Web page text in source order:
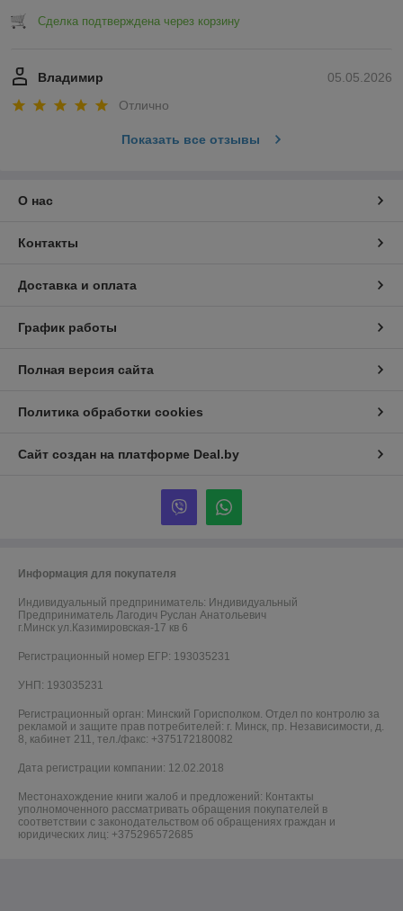
Сделка подтверждена через корзину
05.05.2026
Владимир
Отлично
Показать все отзывы
О нас
Контакты
Доставка и оплата
График работы
Полная версия сайта
Политика обработки cookies
Сайт создан на платформе Deal.by
Информация для покупателя
Индивидуальный предприниматель: Индивидуальный
Предприниматель Лагодич Руслан Анатольевич
г.Минск ул.Казимировская-17 кв 6
Регистрационный номер ЕГР: 193035231
УНП: 193035231
Регистрационный орган: Минский Горисполком. Отдел по контролю за
рекламой и защите прав потребителей: г. Минск, пр. Независимости, д.
8, кабинет 211, тел./факс: +375172180082
Дата регистрации компании: 12.02.2018
Местонахождение книги жалоб и предложений: Контакты
уполномоченного рассматривать обращения покупателей в
соответствии с законодательством об обращениях граждан и
юридических лиц: +375296572685